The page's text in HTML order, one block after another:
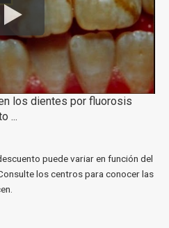
los dientes por fluorosis
...
puede variar en función del
los centros para conocer las